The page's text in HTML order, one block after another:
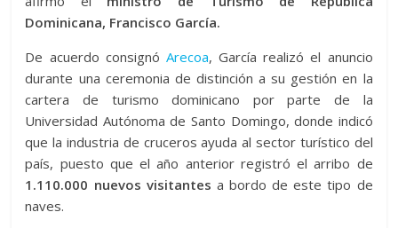
Dominicana, Francisco García.
De acuerdo consignó Arecoa, García realizó el anuncio
durante una ceremonia de distinción a su gestión en la
cartera de turismo dominicano por parte de la
Universidad Autónoma de Santo Domingo, donde indicó
que la industria de cruceros ayuda al sector turístico del
país, puesto que el año anterior registró el arribo de
1.110.000 nuevos visitantes a bordo de este tipo de
naves.